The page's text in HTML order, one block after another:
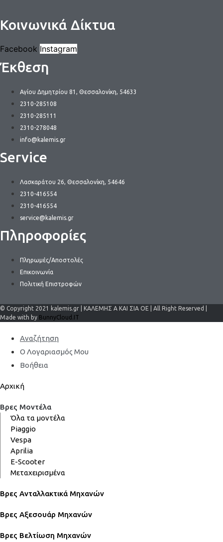
Κοινωνικά Δίκτυα
Facebook Instagram
Έκθεση
Αγίου Δημητρίου 81, Θεσσαλονίκη, 54633
2310-285108
2310-285111
2310-278048
info@kalemis.gr
Service
Λασκαράτου 26, Θεσσαλονίκη, 54646
2310-416554
2310-416554
service@kalemis.gr
Πληροφορίες
Πληρωμές/Αποστολές
Επικοινωνία
Πολιτική Επιστροφών
© Copyright 2021 kalemis.gr | ΚΑΛΕΜΗΣ Α ΚΑΙ ΣΙΑ ΟΕ | All Right Reserved |
Made with by BunnyCloud.IT
Αναζήτηση
Ο Λογαριασμός Μου
Βοήθεια
Αρχική
Βρες Μοντέλα
Όλα τα μοντέλα
Piaggio
Vespa
Aprilia
E-Scooter
Μεταχειρισμένα
Βρες Ανταλλακτικά Μηχανών
Βρες Αξεσουάρ Μηχανών
Βρες Βελτίωση Μηχανών